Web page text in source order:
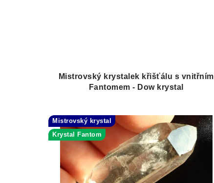
Mistrovský krystalek křišťálu s vnitřním
Fantomem - Dow krystal
Mistrovský krystal
Krystal Fantom